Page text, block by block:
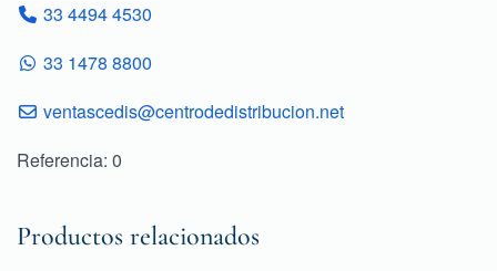
33 4494 4530
33 1478 8800
ventascedis@centrodedistribucion.net
Referencia: 0
Productos relacionados